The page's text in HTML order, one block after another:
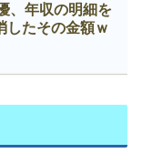
、年収の明細を
したその金額ｗ